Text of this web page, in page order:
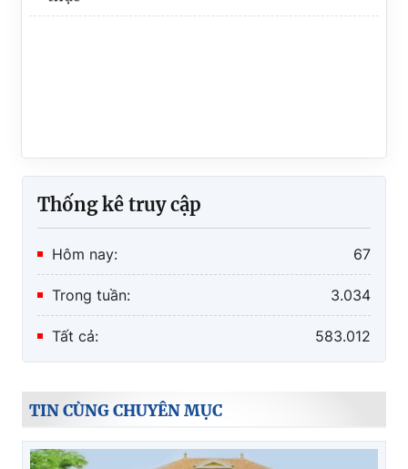
Thống kê truy cập
Hôm nay: 67
Trong tuần: 3.034
Tất cả: 583.012
TIN CÙNG CHUYÊN MỤC